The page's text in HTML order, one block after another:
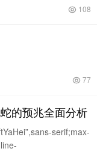
108
77
的预兆全面分析
serif;max-